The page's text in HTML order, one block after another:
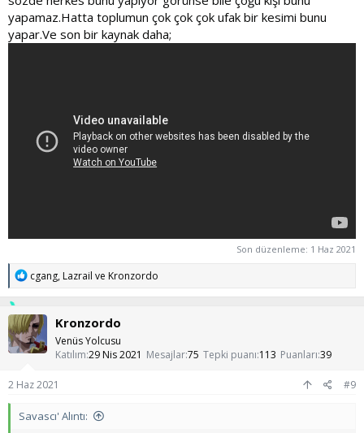
yapamaz.Hatta toplumun çok çok çok ufak bir kesimi bunu
yapar.Ve son bir kaynak daha;
Son düzenleme: 1 Haz 2021
T
p
k
i
l
e
cgang,Lazrail ve Kronzordo
Kronzordo
Venüs Yolcusu
Katılım 29 Nis 2021 Mesajlar75 Tepki puanı 113 Puanları 39
2 Haz 2021 #9
Savascı' Alıntı: